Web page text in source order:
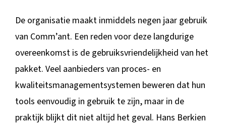
De organisatie maakt inmiddels negen jaar gebruik
van Comm’ant. Een reden voor deze langdurige
overeenkomst is de gebruiksvriendelijkheid van het
pakket. Veel aanbieders van proces- en
kwaliteitsmanagementsystemen beweren dat hun
tools eenvoudig in gebruik te zijn, maar in de
praktijk blijkt dit niet altijd het geval. Hans Berkien